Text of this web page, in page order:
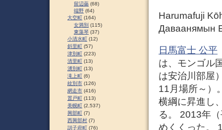
Harumafuji
Даваанямын
日馬富士 公平
は、モンゴル
は安治川部屋
11月場所～）
横綱に昇進し
る。 2013年
めくくった。
留辺蘂 (68)
端野 (64)
大空町 (164)
女満別 (115)
東藻琴 (37)
小清水町 (12)
斜里町 (57)
津別町 (223)
清里町 (13)
湧別町 (13)
滝上町 (6)
紋別市 (126)
網走市 (416)
置戸町 (113)
美幌町 (2,537)
興部町 (7)
西興部村 (7)
訓子府町 (76)